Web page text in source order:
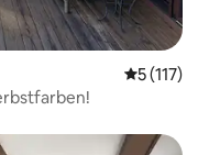
5 (117)